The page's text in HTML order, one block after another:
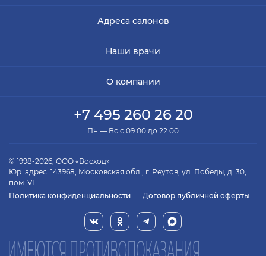
Адреса салонов
Наши врачи
О компании
+7 495 260 26 20
Пн — Вс с 09:00 до 22:00
© 1998-2026, ООО «Восход»
Юр. адрес: 143968, Московская обл., г. Реутов, ул. Победы, д. 30,
пом. VI
Политика конфиденциальности
Договор публичной оферты